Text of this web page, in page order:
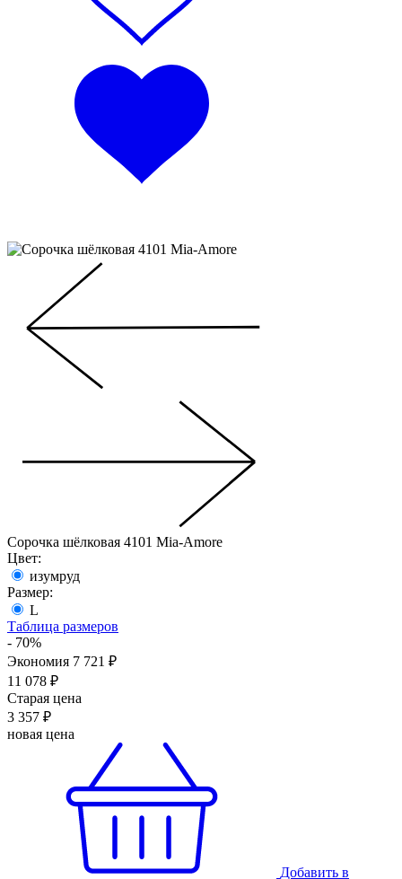
Сорочка шёлковая 4101 Mia-Amore
Цвет:
изумруд
Размер:
L
Таблица размеров
- 70%
Экономия 7 721 ₽
11 078 ₽
Старая цена
3 357 ₽
новая цена
Добавить в